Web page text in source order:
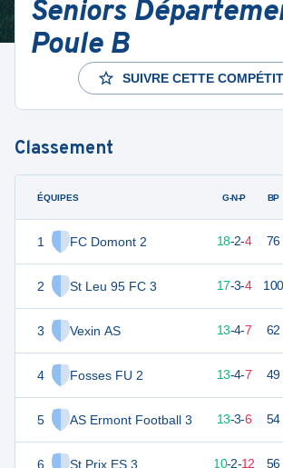
Seniors
Poule B
SUIVRE CETTE
Classement
ÉQUIPES
1 FC Domont 2
2 St Leu 95 FC 3
3 Vexin AS
4 Fosses FU 2
5 AS Ermont Football 3
6 St Prix ES 3
G-N-P BP
18-2-4 76
17-3-4 100
13-4-7 62
13-4-7 49
39 24 13-3-6 54
10-2-12 56